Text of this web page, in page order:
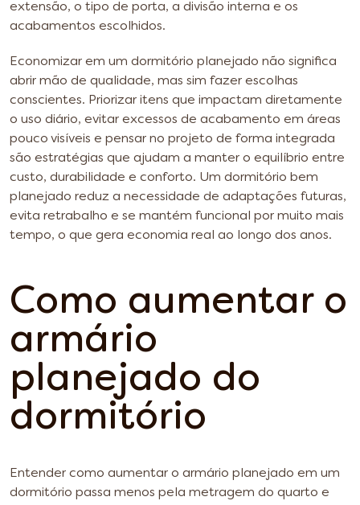
extensão, o tipo de porta, a divisão interna e os
acabamentos escolhidos.
Economizar em um dormitório planejado não significa
abrir mão de qualidade, mas sim fazer escolhas
conscientes. Priorizar itens que impactam diretamente
o uso diário, evitar excessos de acabamento em áreas
pouco visíveis e pensar no projeto de forma integrada
são estratégias que ajudam a manter o equilíbrio entre
custo, durabilidade e conforto. Um dormitório bem
planejado reduz a necessidade de adaptações futuras,
evita retrabalho e se mantém funcional por muito mais
tempo, o que gera economia real ao longo dos anos.
Como aumentar o
armário
planejado do
dormitório
Entender como aumentar o armário planejado em um
dormitório passa menos pela metragem do quarto e